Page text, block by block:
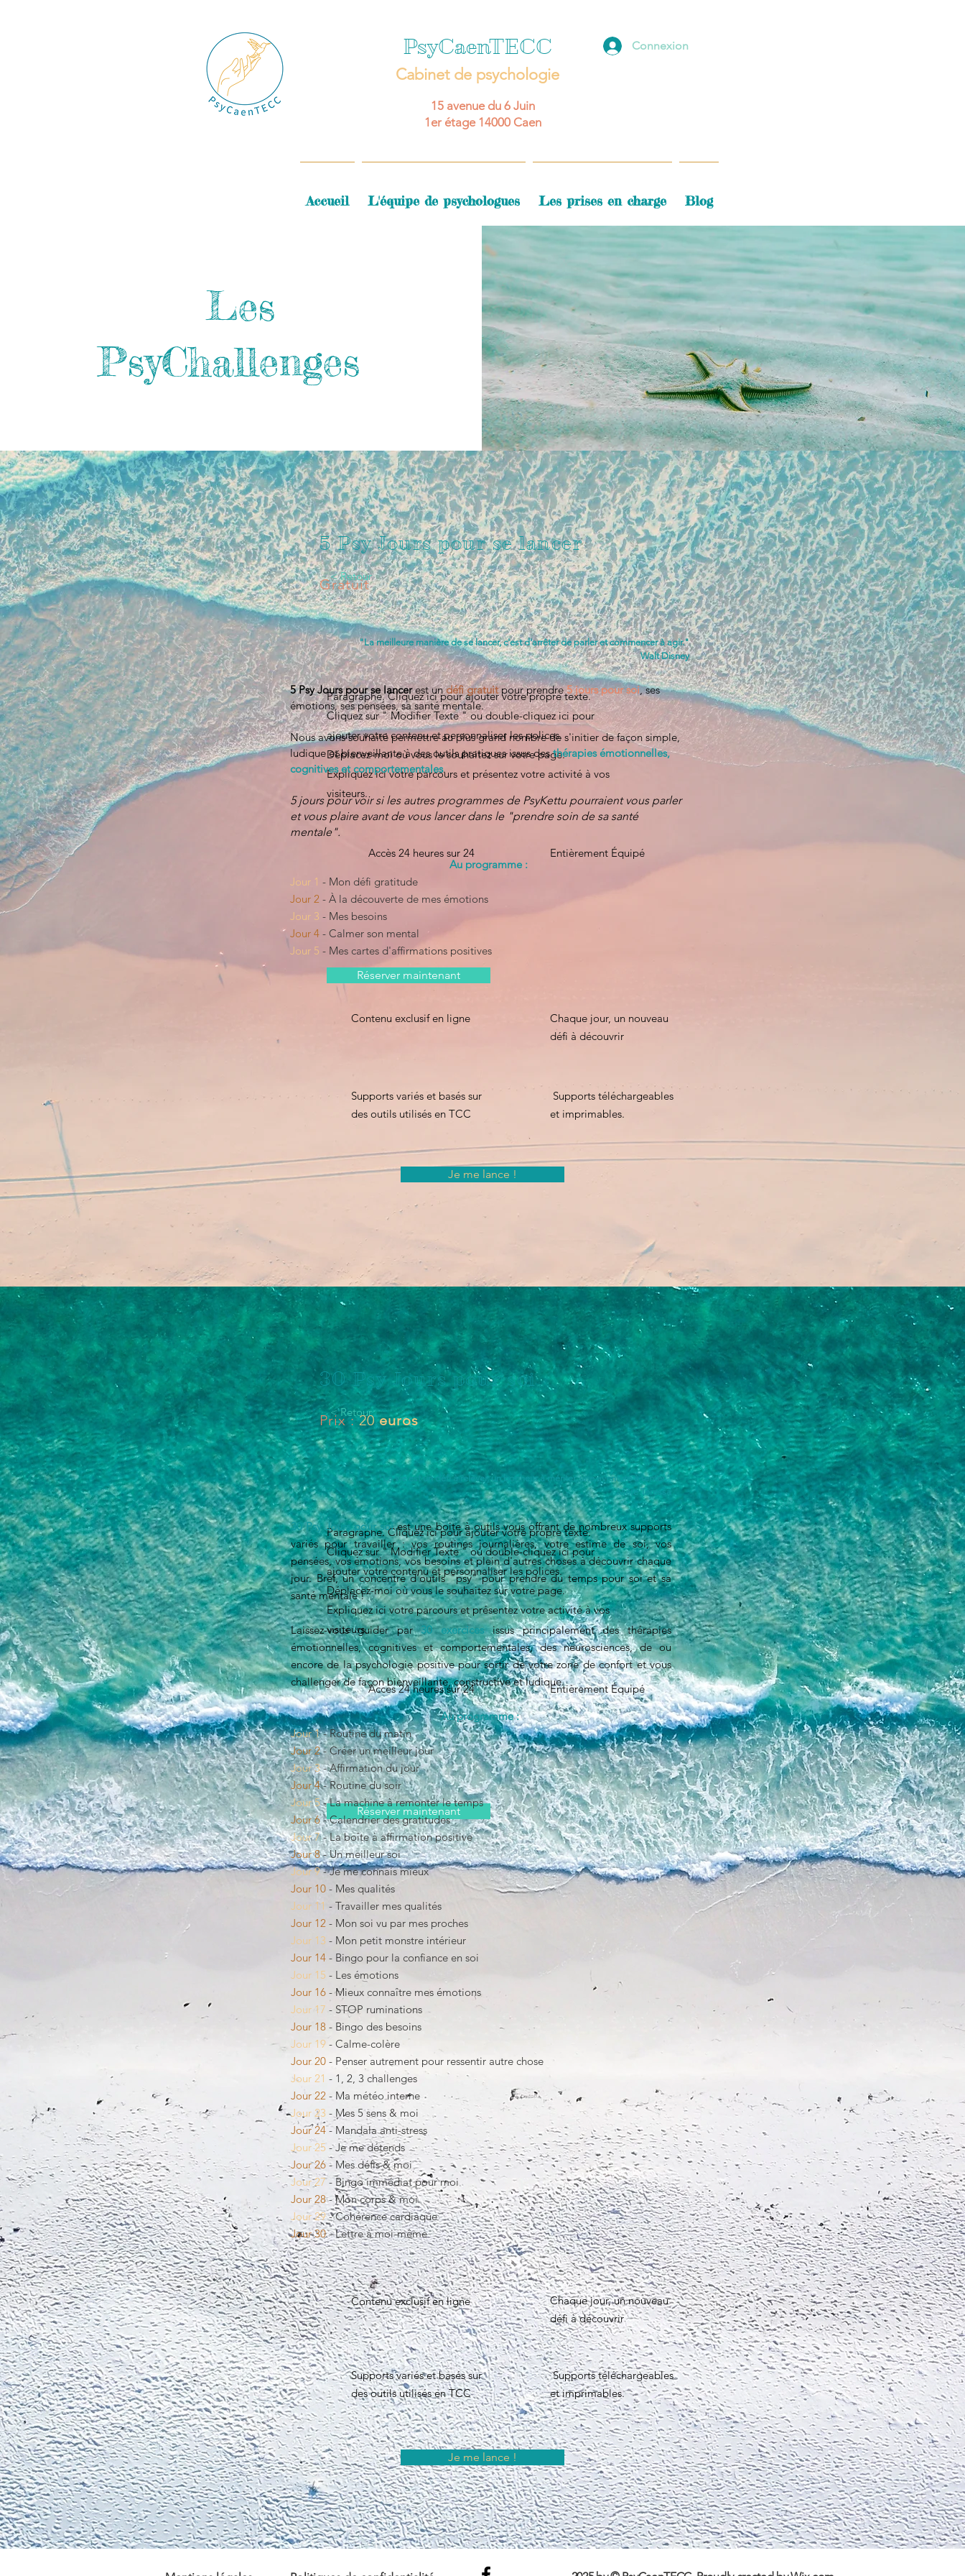
PsyCaenTECC
Cabinet de psychologie
Connexion
15 avenue du 6 Juin
1er étage 14000 Caen
Accueil L'équipe de psychologues Les prises en charge Blog
Les
PsyChallenges
< Retour
Paragraphe. Cliquez ici pour ajouter votre propre texte.
Cliquez sur " Modifier Texte " ou double-cliquez ici pour
ajouter votre contenu et personnaliser les polices.
Déplacez-moi où vous le souhaitez sur votre page.
Expliquez ici votre parcours et présentez votre activité à vos
visiteurs.
Accès 24 heures sur 24 Entièrement Équipé
Réserver maintenant
5 Psy Jours pour se lancer
Gratuit
"La meilleure manière de se lancer, c'est d'arrêter de parler et commencer à agir."
Walt Disney
5 Psy Jours pour se lancerest undéfi gratuitpour prendre5 jours pour soi, ses
émotions, ses pensées, sa santé mentale.
Nous avons souhaité permettre au plus grand nombre de s'initier de façon simple,
ludique et bienveillante à des outils pratiques issus desthérapies émotionnelles,
cognitives et comportementales.
5 jours pour voir si les autres programmes de PsyKettu pourraient vous parler
et vous plaire avant de vous lancer dans le "prendre soin de sa santé
mentale".
Au programme :
Jour 1 - Mon défi gratitude
Jour 2 - À la découverte de mes émotions
Jour 3 - Mes besoins
Jour 4 - Calmer son mental
Jour 5 - Mes cartes d'affirmations positives
Contenu exclusif en ligne
Chaque jour, un nouveau
défi à découvrir
Supports variés et basés sur
des outils utilisés en TCC
Supports téléchargeables
et imprimables.
Je me lance !
< Retour
Paragraphe. Cliquez ici pour ajouter votre propre texte.
Cliquez sur " Modifier Texte " ou double-cliquez ici pour
ajouter votre contenu et personnaliser les polices.
Déplacez-moi où vous le souhaitez sur votre page.
Expliquez ici votre parcours et présentez votre activité à vos
visiteurs.
Accès 24 heures sur 24 Entièrement Équipé
Réserver maintenant
30 Psy Jours pour soi
Prix :20euros
"La vie est un défi à relever, un bonheur à mériter, une aventure à tenter."
Mère Teressa
30 Psy Jours pour soiest une boite à outils vous offrant de nombreux supports
variés pour travailler : vos routines journalières, votre estime de soi, vos
pensées, vos émotions, vos besoins et plein d'autres choses à découvrir chaque
jour. Bref, un concentré d'outils "psy" pour prendre du temps pour soi et sa
santé mentale !
Laissez-vous guider par30 exercicesissus principalement des thérapies
émotionnelles, cognitives et comportementales, des neurosciences, de ou
encore de la psychologie positive pour sortir de votre zone de confort et vous
challenger de façon bienveillante, constructive et ludique.
Au programme :
Jour 1- Routine du matin
Jour 2- Créer un meilleur jour
Jour 3- Affirmation du jour
Jour 4- Routine du soir
Jour 5- La machine à remonter le temps
Jour 6- Calendrier des gratitudes
Jour 7- La boîte à affirmation positive
Jour 8- Un meilleur soi
Jour 9- Je me connais mieux
Jour 10 - Mes qualités
Jour 11 - Travailler mes qualités
Jour 12 - Mon soi vu par mes proches
Jour 13 - Mon petit monstre intérieur
Jour 14 - Bingo pour la confiance en soi
Jour 15 - Les émotions
Jour 16 - Mieux connaître mes émotions
Jour 17 - STOP ruminations
Jour 18 - Bingo des besoins
Jour 19 - Calme-colère
Jour 20 - Penser autrement pour ressentir autre chose
Jour 21 - 1, 2, 3 challenges
Jour 22 - Ma météo interne
Jour 23 - Mes 5 sens & moi
Jour 24- Mandala anti-stress
Jour 25 - Je me détends
Jour 26 - Mes défis & moi
Jour 27- Bingo immédiat pour moi
Jour 28- Mon corps & moi
Jour 29- Cohérence cardiaque
Jour 30- Lettre à moi-même
Contenu exclusif en ligne
Chaque jour, un nouveau
défi à découvrir
Supports variés et basés sur
des outils utilisés en TCC
Supports téléchargeables
et imprimables.
Je me lance !